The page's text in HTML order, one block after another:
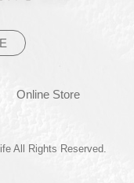
Online Store
All Rights Reserved.